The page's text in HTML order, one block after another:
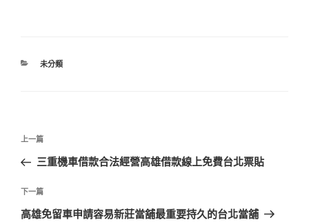
分
未分類
文
導
覽
上
一
文
章
上一篇
三重機車借款合法經營高雄借款線上免費台北票貼
下
一
下一篇
高雄免留車申請容易新莊當舖最重要持久的台北當舖